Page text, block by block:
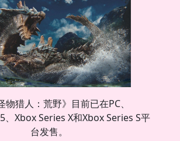
物猎人：荒野》目前已在PC、
、Xbox Series X和Xbox Series S平
台发售。